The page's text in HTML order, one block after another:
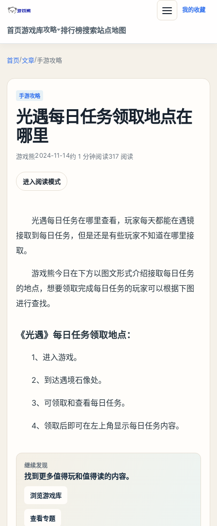
首页游戏库攻略 排行榜搜索站点地图
我的收藏
首页/文章/手游攻略
手游攻略
光遇每日任务领取地点在
哪里
游戏熊2024-11-14约 1 分钟阅读317 阅读
进入阅读模式
光遇每日任务在哪里查看，玩家每天都能在遇镜
接取到每日任务，但是还是有些玩家不知道在哪里接
取。
游戏熊今日在下方以图文形式介绍接取每日任务
的地点，想要领取完成每日任务的玩家可以根据下图
进行查找。
《光遇》每日任务领取地点：
1、进入游戏。
2、到达遇境石像处。
3、可领取和查看每日任务。
4、领取后即可在左上角显示每日任务内容。
继续发现
找到更多值得玩和值得读的内容。
浏览游戏库
查看专题